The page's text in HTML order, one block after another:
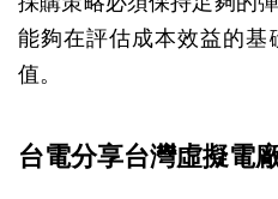
能夠在評估成本效益的
值。
台電分享台灣虛擬電